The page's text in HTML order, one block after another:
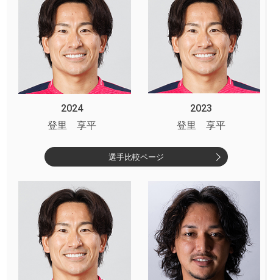
2024
2023
登里 享平
登里 享平
選手比較ページ